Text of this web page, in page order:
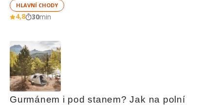
HLAVNÍ CHODY
4,8 30min
Gurmánem i pod stanem? Jak na polní